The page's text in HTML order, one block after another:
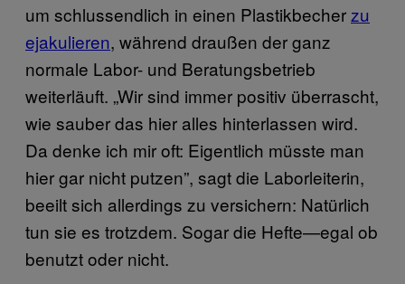
um schlussendlich in einen Plastikbecherzu
ejakulieren, während draußen der ganz
normale Labor- und Beratungsbetrieb
weiterläuft. „Wir sind immer positiv überrascht,
wie sauber das hier alles hinterlassen wird.
Da denke ich mir oft: Eigentlich müsste man
hier gar nicht putzen”, sagt die Laborleiterin,
beeilt sich allerdings zu versichern: Natürlich
tun sie es trotzdem. Sogar die Hefte—egal ob
benutzt oder nicht.